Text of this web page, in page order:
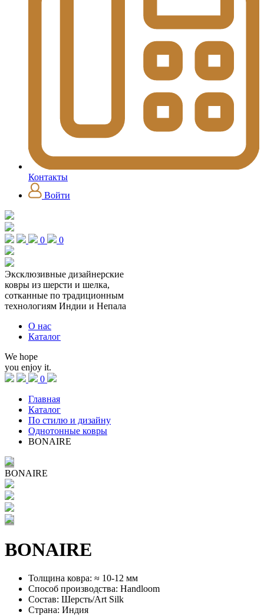
Контакты
Войти
0 0
Эксклюзивные дизайнерские
ковры из шерсти и шелка,
сотканные по традиционным
технологиям Индии и Непала
О нас
Каталог
We hope
you enjoy it.
0
Главная
Каталог
По стилю и дизайну
Однотонные ковры
BONAIRE
BONAIRE
BONAIRE
Толщина ковра: ≈ 10-12 мм
Способ производства: Handloom
Состав: Шерсть/Art Silk
Страна: Индия